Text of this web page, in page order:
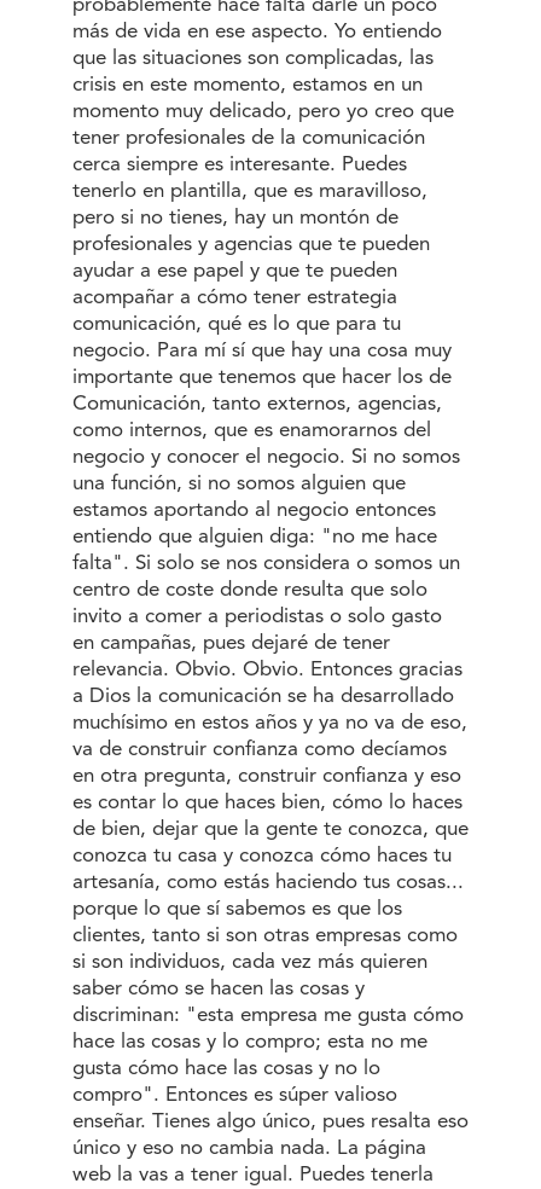
probablemente hace falta darle un poco
más de vida en ese aspecto. Yo entiendo
que las situaciones son complicadas, las
crisis en este momento, estamos en un
momento muy delicado, pero yo creo que
tener profesionales de la comunicación
cerca siempre es interesante. Puedes
tenerlo en plantilla, que es maravilloso,
pero si no tienes, hay un montón de
profesionales y agencias que te pueden
ayudar a ese papel y que te pueden
acompañar a cómo tener estrategia
comunicación, qué es lo que para tu
negocio. Para mí sí que hay una cosa muy
importante que tenemos que hacer los de
Comunicación, tanto externos, agencias,
como internos, que es enamorarnos del
negocio y conocer el negocio. Si no somos
una función, si no somos alguien que
estamos aportando al negocio entonces
entiendo que alguien diga: "no me hace
falta". Si solo se nos considera o somos un
centro de coste donde resulta que solo
invito a comer a periodistas o solo gasto
en campañas, pues dejaré de tener
relevancia. Obvio. Obvio. Entonces gracias
a Dios la comunicación se ha desarrollado
muchísimo en estos años y ya no va de eso,
va de construir confianza como decíamos
en otra pregunta, construir confianza y eso
es contar lo que haces bien, cómo lo haces
de bien, dejar que la gente te conozca, que
conozca tu casa y conozca cómo haces tu
artesanía, como estás haciendo tus cosas...
porque lo que sí sabemos es que los
clientes, tanto si son otras empresas como
si son individuos, cada vez más quieren
saber cómo se hacen las cosas y
discriminan: "esta empresa me gusta cómo
hace las cosas y lo compro; esta no me
gusta cómo hace las cosas y no lo
compro". Entonces es súper valioso
enseñar. Tienes algo único, pues resalta eso
único y eso no cambia nada. La página
web la vas a tener igual. Puedes tenerla